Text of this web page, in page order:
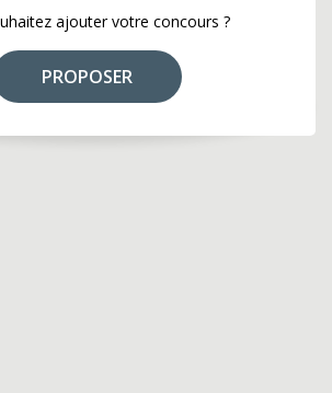
ajouter votre concours ?
PROPOSER